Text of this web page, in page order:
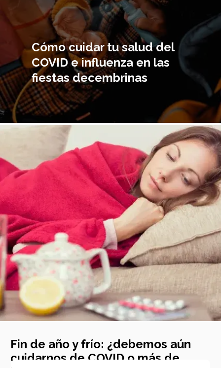
Cómo cuidar tu salud del
COVID e influenza en las
fiestas decembrinas
Fin de año y frío: ¿debemos aún
cuidarnos de COVID o más de